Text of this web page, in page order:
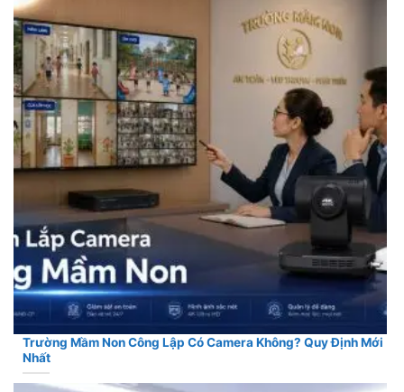
Trường Mầm Non Công Lập Có Camera Không? Quy Định Mới
Nhất